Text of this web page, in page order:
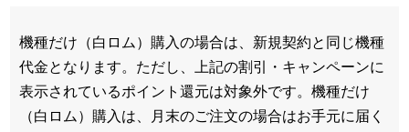
機種だけ（白ロム）購入の場合は、新規契約と同じ機種
代金となります。ただし、上記の割引・キャンペーンに
表示されているポイント還元は対象外です。機種だけ
（白ロム）購入は、月末のご注文の場合はお手元に届く